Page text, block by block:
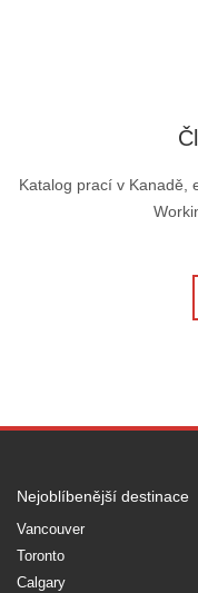
Katalog prací v Kanadě,
Nejoblíbenější destinace
Vancouver
Toronto
Calgary